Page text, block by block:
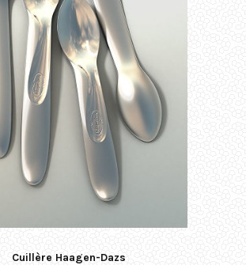
Cuillère Haagen-Dazs